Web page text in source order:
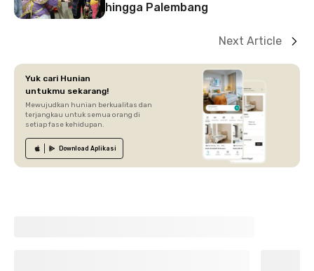
hingga Palembang
Next Article
Yuk cari Hunian
untukmu sekarang!
Mewujudkan hunian berkualitas dan
terjangkau untuk semua orang di
setiap fase kehidupan.
Download Aplikasi